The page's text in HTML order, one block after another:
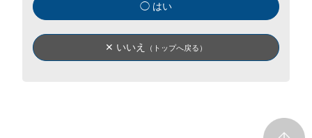
◯ はい
✕ いいえ （トップへ戻る）